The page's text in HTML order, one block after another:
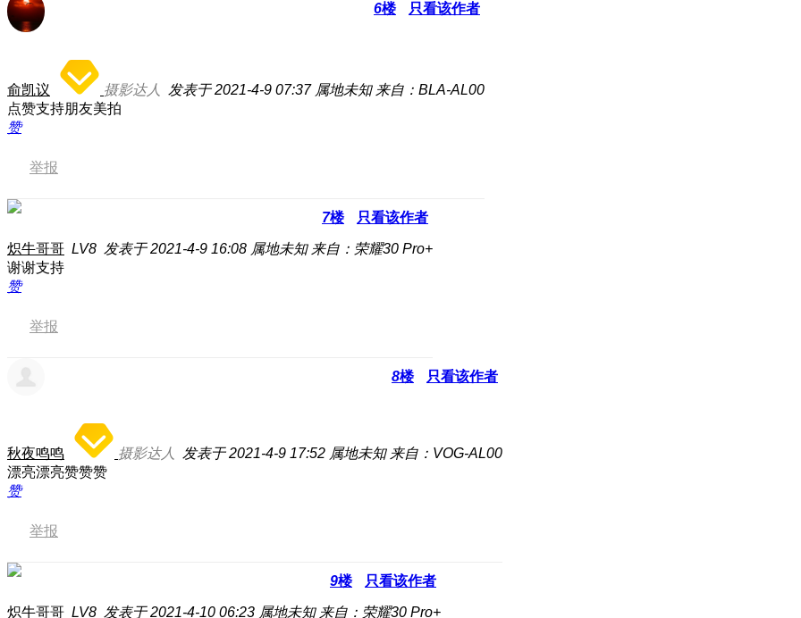
6楼 只看该作者
俞凯议 摄影达人 发表于 2021-4-9 07:37 属地未知 来自：BLA-AL00
点赞支持朋友美拍
赞
举报
7楼 只看该作者
炽牛哥哥 LV8 发表于 2021-4-9 16:08 属地未知 来自：荣耀30 Pro+
谢谢支持
赞
举报
8楼 只看该作者
秋夜鸣鸣 摄影达人 发表于 2021-4-9 17:52 属地未知 来自：VOG-AL00
漂亮漂亮赞赞赞
赞
举报
9楼 只看该作者
炽牛哥哥 LV8 发表于 2021-4-10 06:23 属地未知 来自：荣耀30 Pro+